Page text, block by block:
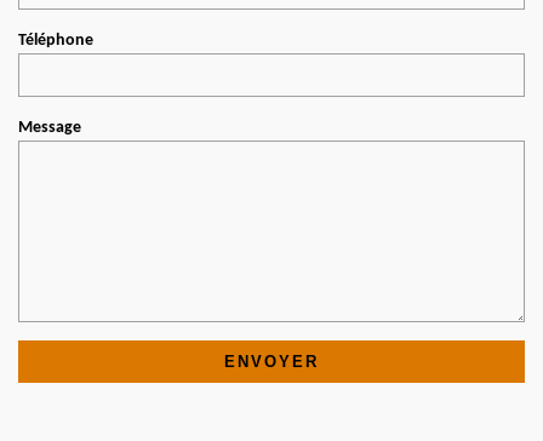
Téléphone
Message